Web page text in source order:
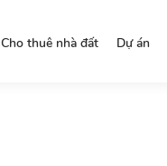
Cho thuê nhà đất Dự án